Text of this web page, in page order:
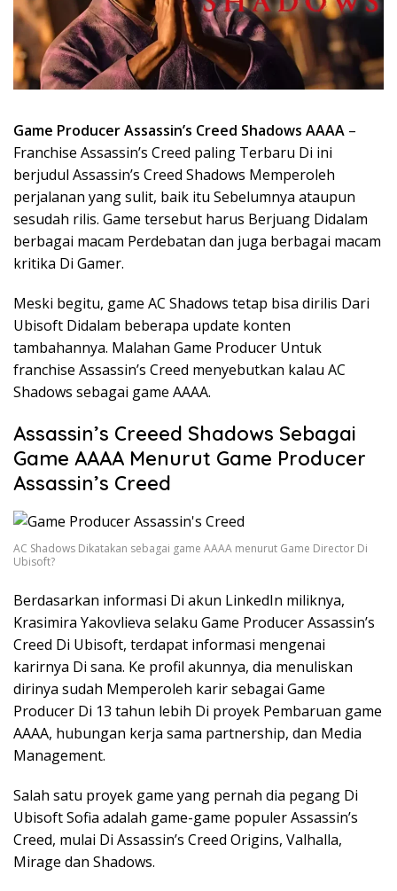
Game Producer Assassin’s Creed Shadows AAAA –
Franchise Assassin’s Creed paling Terbaru Di ini
berjudul Assassin’s Creed Shadows Memperoleh
perjalanan yang sulit, baik itu Sebelumnya ataupun
sesudah rilis. Game tersebut harus Berjuang Didalam
berbagai macam Perdebatan dan juga berbagai macam
kritika Di Gamer.
Meski begitu, game AC Shadows tetap bisa dirilis Dari
Ubisoft Didalam beberapa update konten
tambahannya. Malahan Game Producer Untuk
franchise Assassin’s Creed menyebutkan kalau AC
Shadows sebagai game AAAA.
Assassin’s Creeed Shadows Sebagai
Game AAAA Menurut Game Producer
Assassin’s Creed
AC Shadows Dikatakan sebagai game AAAA menurut Game Director Di
Ubisoft?
Berdasarkan informasi Di akun LinkedIn miliknya,
Krasimira Yakovlieva selaku Game Producer Assassin’s
Creed Di Ubisoft, terdapat informasi mengenai
karirnya Di sana. Ke profil akunnya, dia menuliskan
dirinya sudah Memperoleh karir sebagai Game
Producer Di 13 tahun lebih Di proyek Pembaruan game
AAAA, hubungan kerja sama partnership, dan Media
Management.
Salah satu proyek game yang pernah dia pegang Di
Ubisoft Sofia adalah game-game populer Assassin’s
Creed, mulai Di Assassin’s Creed Origins, Valhalla,
Mirage dan Shadows.